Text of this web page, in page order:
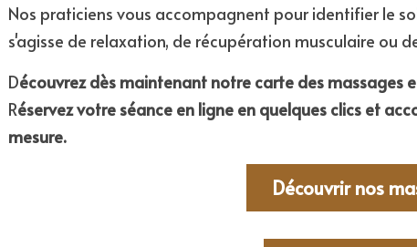
Nos praticiens vous accompagnent pour identifier le
s'agisse de relaxation, de récupération musculaire ou
Découvrez dès maintenant notre carte des massages
Réservez votre séance en ligne en quelques clics et
mesure.
Découvrir nos